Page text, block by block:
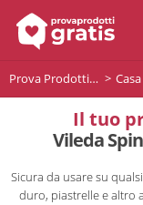
Prova Prodotti Gratis Casa
Il tuo
Vileda
Sicura da usare su
duro, piastrelle e altro